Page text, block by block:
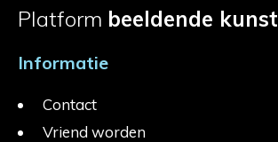
Platform beeldende kunst
Informatie
Contact
Vriend worden